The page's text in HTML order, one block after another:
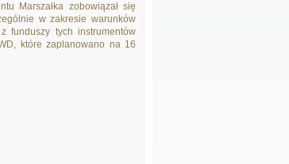
Marszałka zobowiązał się
w zakresie warunków
funduszy tych instrumentów
które zaplanowano na 16